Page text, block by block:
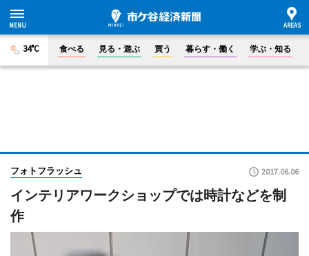
34°C 食べる 見る・遊ぶ 買う 暮らす・働く 学ぶ・知る
フォトフラッシュ 2017.06.06
インテリアワークショップでは時計などを制
作